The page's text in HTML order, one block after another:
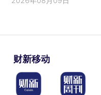
财新移动